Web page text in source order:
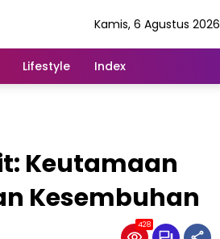
Kamis, 6 Agustus 2026
Lifestyle Index
Keutamaan
Kesembuhan
428